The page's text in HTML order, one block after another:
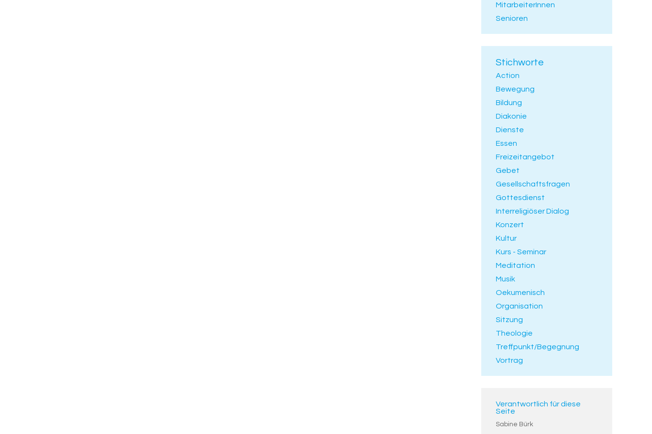
MitarbeiterInnen
Senioren
Stichworte
Action
Bewegung
Bildung
Diakonie
Dienste
Essen
Freizeitangebot
Gebet
Gesellschaftsfragen
Gottesdienst
Interreligiöser Dialog
Konzert
Kultur
Kurs - Seminar
Meditation
Musik
Oekumenisch
Organisation
Sitzung
Theologie
Treffpunkt/Begegnung
Vortrag
Verantwortlich für diese
Seite
Sabine Bürk